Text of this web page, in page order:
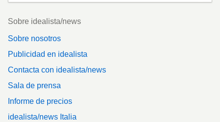
Footer
Sobre idealista/news
Sobre nosotros
Publicidad en idealista
Contacta con idealista/news
Sala de prensa
Informe de precios
idealista/news Italia